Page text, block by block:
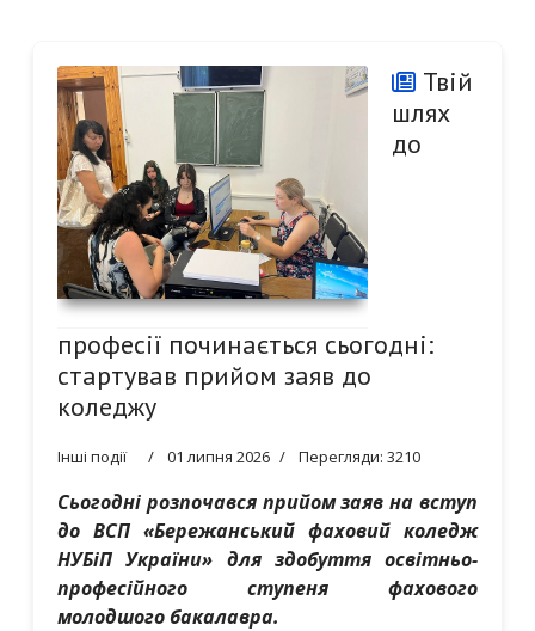
Твій
шлях
до
професії починається сьогодні:
стартував прийом заяв до
коледжу
Інші події 01 липня 2026 Перегляди: 3210
Сьогодні розпочався прийом заяв на вступ
до ВСП «Бережанський фаховий коледж
НУБіП України» для здобуття освітньо-
професійного ступеня фахового
молодшого бакалавра.